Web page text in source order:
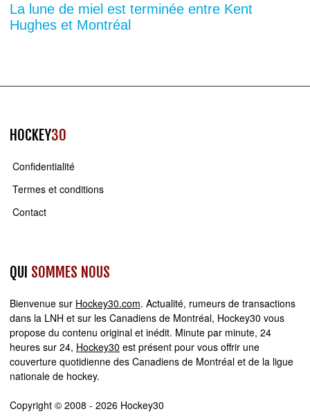
La lune de miel est terminée entre Kent
Hughes et Montréal
HOCKEY30
Confidentialité
Termes et conditions
Contact
QUI SOMMES NOUS
Bienvenue sur Hockey30.com. Actualité, rumeurs de transactions
dans la LNH et sur les Canadiens de Montréal, Hockey30 vous
propose du contenu original et inédit. Minute par minute, 24
heures sur 24, Hockey30 est présent pour vous offrir une
couverture quotidienne des Canadiens de Montréal et de la ligue
nationale de hockey.
Copyright © 2008 - 2026 Hockey30